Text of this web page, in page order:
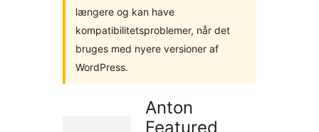
længere og kan have
kompatibilitetsproblemer, når det
bruges med nyere versioner af
WordPress.
Anton
Featured